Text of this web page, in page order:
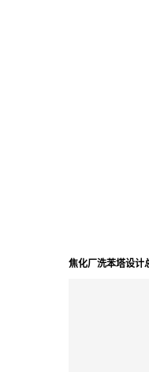
焦化厂洗苯塔设计